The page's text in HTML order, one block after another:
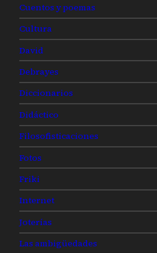
Cuentos y poemas
Cultura
David
Debrayes
Diccionarios
Didáctico
Filosofisticaciones
Fotos
Friki
Internet
Joterías
Las ambigüedades